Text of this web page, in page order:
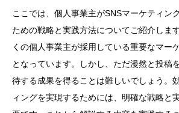
ここでは、個人事業主がSNSマーケティン
ための戦略と実践方法についてご紹介しま
くの個人事業主が採用している重要なマー
となっています。しかし、ただ漫然と投稿
待する成果を得ることは難しいでしょう。
ィングを実現するためには、明確な戦略と